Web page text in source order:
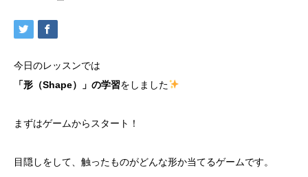
今日のレッスンでは
「形（Shape）」の学習をしました
まずはゲームからスタート！
目隠しをして、触ったものがどんな形か当てるゲームです。